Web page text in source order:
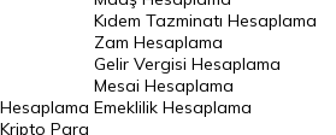
Merkez Bankası Döviz Kurları
Altın Fiyatları
Hesaplama
Kıdem Tazminatı Hesaplama
Zam Hesaplama
Gelir Vergisi Hesaplama
Mesai Hesaplama
Emeklilik Hesaplama
Kripto Para